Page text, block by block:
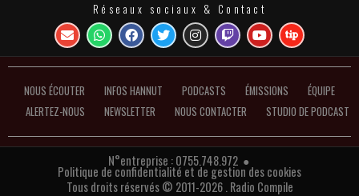
Réseaux sociaux & Contact
NOUS ÉCOUTER INFOS HANNUT PODCASTS ÉMISSIONS
ÉQUIPE
ALERTEZ-NOUS
NEWSLETTER NOUS CONTACTER STUDIO DE PODCAST
N°entreprise : 0755.748.972 ●
Politique de confidentialité et de gestion des cookies
Tous droits réservés © 2011-2026 . Radio Compile